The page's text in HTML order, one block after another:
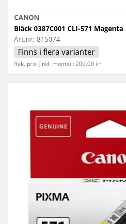
CANON
Bläck 0387C001 CLI-571 Magenta
Art.nr: 815074
Finns i flera varianter
Rek. pris (inkl. moms) : 209,00 kr